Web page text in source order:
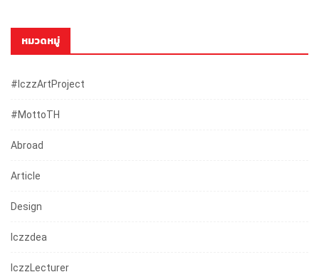
หมวดหมู่
#iczzArtProject
#mottoTH
Abroad
Article
Design
Iczzdea
IczzLecturer